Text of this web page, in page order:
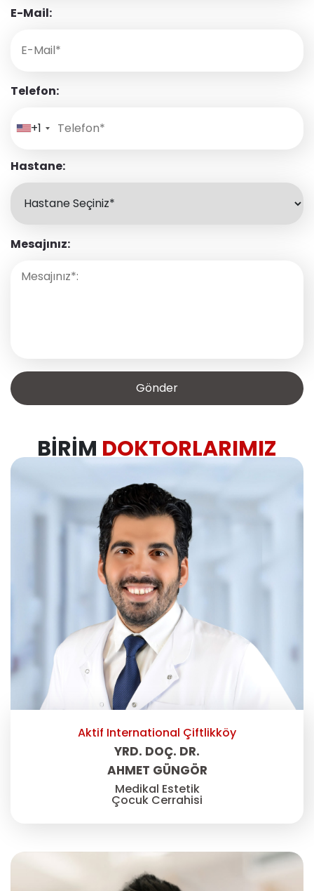
E-Mail:
Telefon:
+1
Hastane:
Mesajınız:
BIRIM DOKTORLARIMIZ
Aktif International Çiftlikköy
YRD. DOÇ. DR.
AHMET GÜNGÖR
Medikal Estetik
Çocuk Cerrahisi